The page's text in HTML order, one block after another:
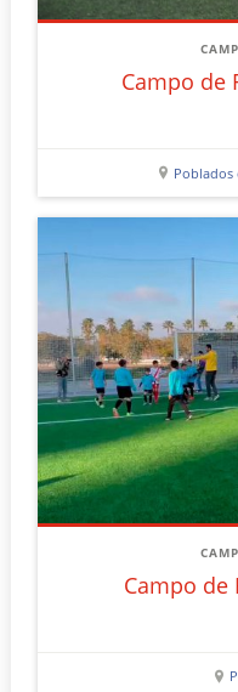
Campo de
Poblados
Campo de